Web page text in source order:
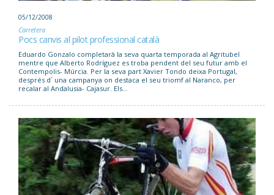
05/12/2008
Carretera
Pocs canvis al pilot professional català
Eduardo Gonzalo completarà la seva quarta temporada al Agritubel
mentre que Alberto Rodríguez es troba pendent del seu futur amb el
Contempolis- Múrcia. Per la seva part Xavier Tondo deixa Portugal,
després d´ una campanya on destaca el seu triomf al Naranco, per
recalar al Andalusia- Cajasur. Els...